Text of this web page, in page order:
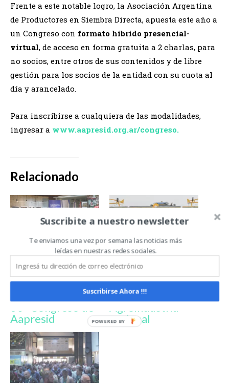
Frente a este notable logro, la Asociación Argentina
de Productores en Siembra Directa, apuesta este año a
un Congreso con formato híbrido presencial-
virtual, de acceso en forma gratuita a 2 charlas, para
no socios, entre otros de sus contenidos y de libre
gestión para los socios de la entidad con su cuota al
día y arancelado.
Para inscribirse a cualquiera de las modalidades,
ingresar a www.aapresid.org.ar/congreso.
Relacionado
Bajo el lema “A
Suelo Abierto”, se
realizó el
lanzamiento del
Aapresid
Congreso
Aapresid 2021:
escenario de
promoción de la
nacional
Suscribite a nuestro newsletter
Te enviamos una vez por semana las noticias más
leídas en nuestras redes sociales.
Suscribirse Ahora !!!